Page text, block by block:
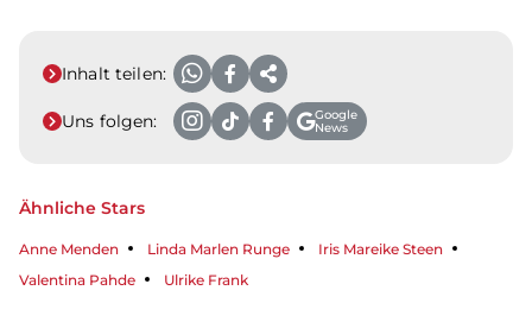
Inhalt teilen:
Uns folgen:
Google
News
Ähnliche Stars
Anne Menden Linda Marlen Runge
Iris Mareike Steen
Valentina Pahde
Ulrike Frank